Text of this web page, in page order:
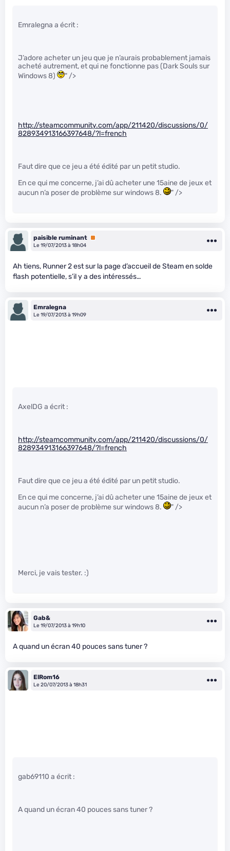
Emralegna a écrit :
J’adore acheter un jeu que je n’aurais probablement jamais
acheté autrement, et qui ne fonctionne pas (Dark Souls sur
Windows 8)
" />
http://steamcommunity.com/app/211420/discussions/0/
828934913166397648/?l=french
Faut dire que ce jeu a été édité par un petit studio.
En ce qui me concerne, j’ai dû acheter une 15aine de jeux et
aucun n’a poser de problème sur windows 8.
" />
paisible ruminant Premium
Le 19/07/2013 à 18h04
Ah tiens, Runner 2 est sur la page d’accueil de Steam en solde
flash potentielle, s’il y a des intéressés…
Emralegna
Le 19/07/2013 à 19h09
AxelDG a écrit :
http://steamcommunity.com/app/211420/discussions/0/
828934913166397648/?l=french
Faut dire que ce jeu a été édité par un petit studio.
En ce qui me concerne, j’ai dû acheter une 15aine de jeux et
aucun n’a poser de problème sur windows 8.
" />
Merci, je vais tester. :)
Gab&
Le 19/07/2013 à 19h10
A quand un écran 40 pouces sans tuner ?
ElRom16
Le 20/07/2013 à 18h31
gab69110 a écrit :
A quand un écran 40 pouces sans tuner ?